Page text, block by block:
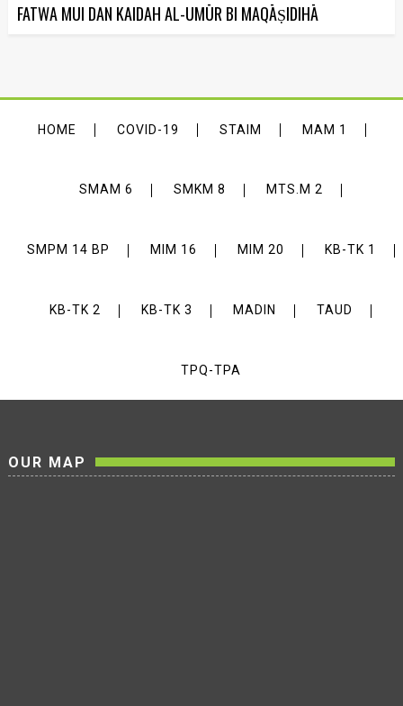
FATWA MUI DAN KAIDAH AL-UMŪR BI MAQĀṢIDIHĀ
HOME COVID-19 STAIM MAM 1
SMAM 6 SMKM 8 MTS.M 2
SMPM 14 BP MIM 16 MIM 20 KB-TK 1
KB-TK 2 KB-TK 3 MADIN TAUD
TPQ-TPA
OUR MAP